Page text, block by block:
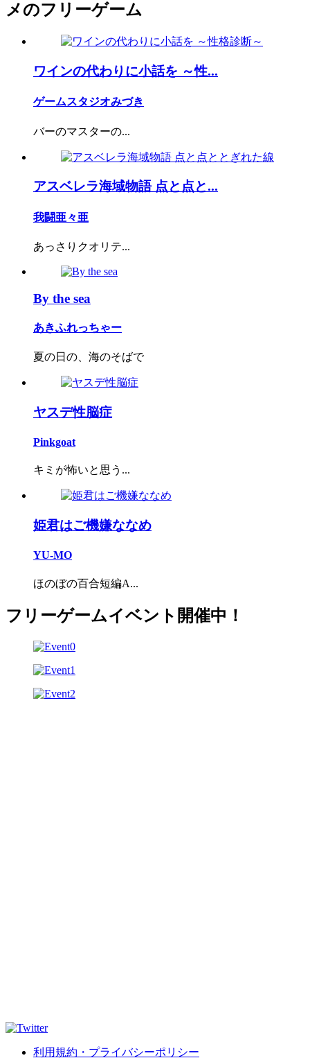
メのフリーゲーム
ワインの代わりに小話を ～性...
ゲームスタジオみづき
バーのマスターの...
アスベレラ海域物語 点と点と...
我闘亜々亜
あっさりクオリテ...
By the sea
あきふれっちゃー
夏の日の、海のそばで
ヤスデ性脳症
Pinkgoat
キミが怖いと思う...
姫君はご機嫌ななめ
YU-MO
ほのぼの百合短編A...
フリーゲームイベント開催中！
利用規約・プライバシーポリシー